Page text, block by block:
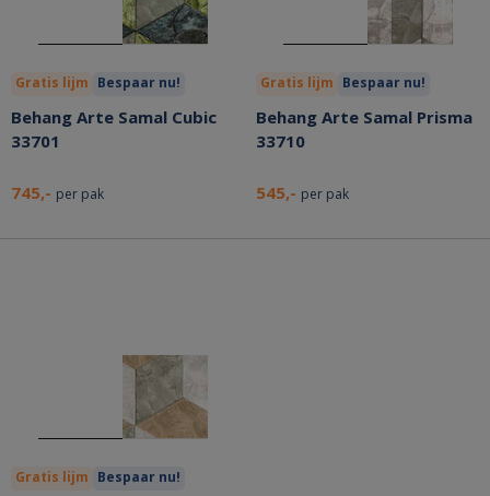
Gratis lijm Bespaar nu!
Behang Arte Samal Cubic
33701
745,- per pak
Gratis lijm Bespaar nu!
Behang Arte Samal Prisma
33710
545,- per pak
Gratis lijm Bespaar nu!